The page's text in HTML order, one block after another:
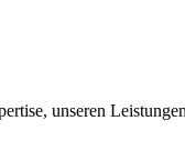
unseren